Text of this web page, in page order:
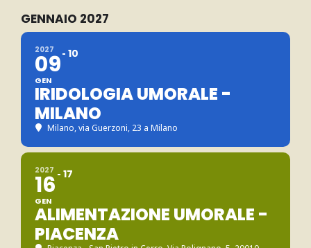
GENNAIO 2027
2027
09
GEN
10
IRIDOLOGIA UMORALE -
MILANO
Milano, via Guerzoni, 23 a Milano
2027
16
GEN
17
ALIMENTAZIONE UMORALE -
PIACENZA